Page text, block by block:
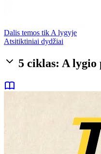
Dalis temos tik A lygyje
Atsitiktiniai dydžiai
5 ciklas: A